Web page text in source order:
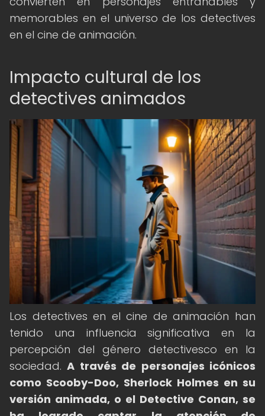
memorables en el universo de los detectives
en el cine de animación.
Impacto cultural de los
detectives animados
Los detectives en el cine de animación han
tenido una influencia significativa en la
percepción del género detectivesco en la
sociedad.A través de personajes icónicos
como Scooby-Doo, Sherlock Holmes en su
versión animada, o el Detective Conan, se